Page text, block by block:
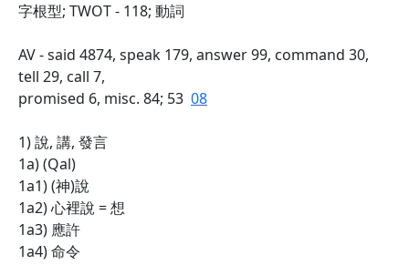
字根型; TWOT - 118; 動詞
AV - said 4874, speak 179, answer 99, command 30,
tell 29, call 7,
promised 6, misc. 84; 53 08
1) 說, 講, 發言
1a) (Qal)
1a1) (神)說
1a2) 心裡說 = 想
1a3) 應許
1a4) 命令